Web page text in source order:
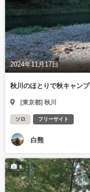
2024年11月17日
秋川のほとりで秋キャンプ
[東京都] 秋川
ソロ フリーサイト
白熊
6